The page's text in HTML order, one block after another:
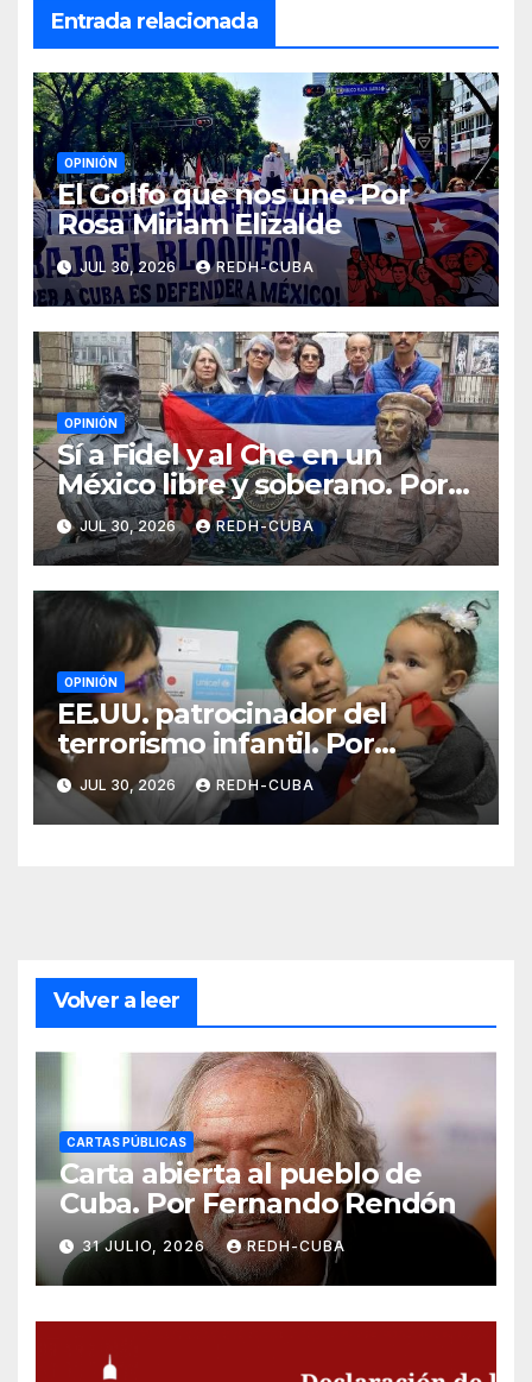
Entrada relacionada
OPINIÓN
El Golfo que nos une. Por
Rosa Miriam Elizalde
JUL 30, 2026 REDH-CUBA
OPINIÓN
Sí a Fidel y al Che en un
México libre y soberano. Por
Luis Manuel Arce Issac
JUL 30, 2026 REDH-CUBA
OPINIÓN
EE.UU. patrocinador del
terrorismo infantil. Por
Ramón Pedregal Casanova
JUL 30, 2026 REDH-CUBA
Volver a leer
CARTAS PÚBLICAS
Carta abierta al pueblo de
Cuba. Por Fernando Rendón
31 JULIO, 2026 REDH-CUBA